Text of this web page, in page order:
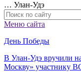
… Улан-Удэ
Меню сайта
День Победы
В Улан-Удэ вручили
Москву» участнику